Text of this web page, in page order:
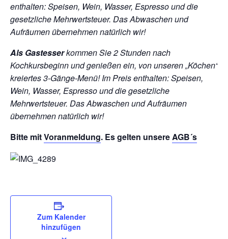
enthalten: Speisen, Wein, Wasser, Espresso und die
gesetzliche Mehrwertsteuer. Das Abwaschen und
Aufräumen übernehmen natürlich wir!
Als Gastesserkommen Sie 2 Stunden nach
Kochkursbeginn und genießen ein, von unseren „Köchen“
kreiertes 3-Gänge-Menü!Im Preis enthalten: Speisen,
Wein, Wasser, Espresso und die gesetzliche
Mehrwertsteuer. Das Abwaschen und Aufräumen
übernehmen natürlich wir!
Bitte mitVoranmeldung. Es gelten unsereAGB´s
Zum Kalender
hinzufügen